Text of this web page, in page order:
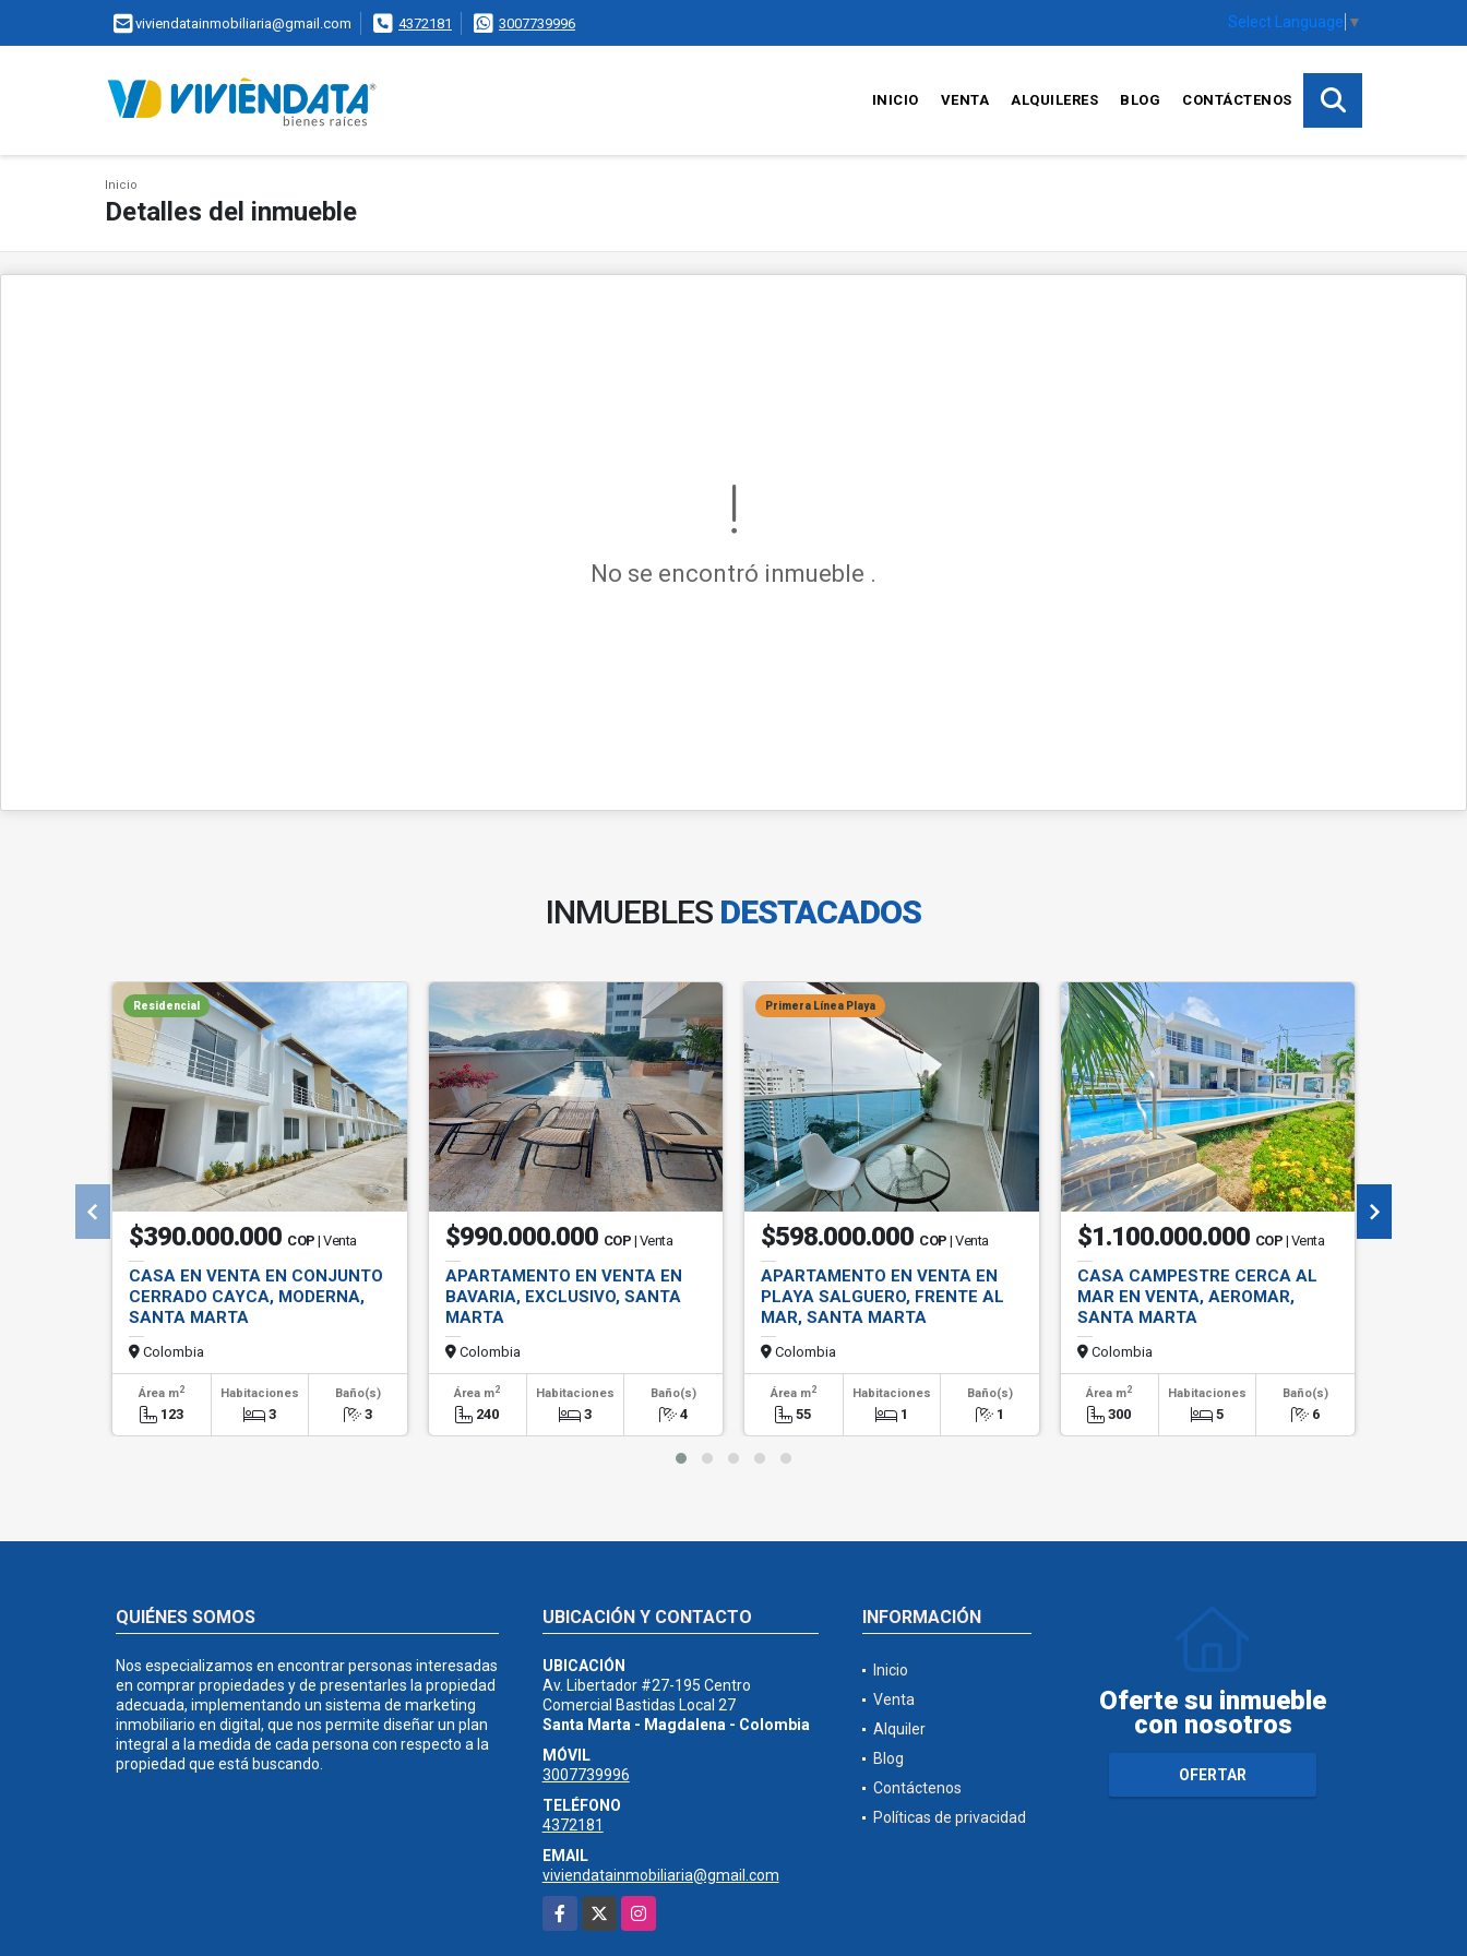
viviendatainmobiliaria@gmail.com 4372181 3007739996 Select Language ▼
INICIO VENTA ALQUILERES BLOG CONTÁCTENOS
Inicio
Detalles del inmueble
No se encontró inmueble .
INMUEBLES DESTACADOS
Residencial
$390.000.000 COP | Venta
CASA EN VENTA EN CONJUNTO
CERRADO CAYCA, MODERNA,
SANTA MARTA
Colombia
Área m2
123
Habitaciones
3
Baño(s)
3
$990.000.000 COP | Venta
APARTAMENTO EN VENTA EN
BAVARIA, EXCLUSIVO, SANTA
MARTA
Colombia
Área m2
240
Habitaciones
3
Baño(s)
4
Primera Línea Playa
$598.000.000 COP | Venta
APARTAMENTO EN VENTA EN
PLAYA SALGUERO, FRENTE AL
MAR, SANTA MARTA
Colombia
Área m2
55
Habitaciones
1
Baño(s)
1
$1.100.000.000 COP | Venta
CASA CAMPESTRE CERCA AL
MAR EN VENTA, AEROMAR,
SANTA MARTA
Colombia
Área m2
300
Habitaciones
5
Baño(s)
6
QUIÉNES SOMOS
Nos especializamos en encontrar personas interesadas
en comprar propiedades y de presentarles la propiedad
adecuada, implementando un sistema de marketing
inmobiliario en digital, que nos permite diseñar un plan
integral a la medida de cada persona con respecto a la
propiedad que está buscando.
UBICACIÓN Y CONTACTO
UBICACIÓN
Av. Libertador #27-195 Centro
Comercial Bastidas Local 27
Santa Marta - Magdalena - Colombia
MÓVIL
3007739996
TELÉFONO
4372181
EMAIL
viviendatainmobiliaria@gmail.com
Facebook
Instagram
INFORMACIÓN
Inicio
Venta
Alquiler
Blog
Contáctenos
Políticas de privacidad
Oferte su inmueble
con nosotros
OFERTAR